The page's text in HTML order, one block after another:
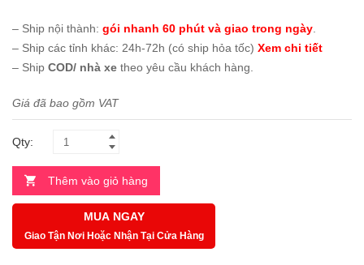
– Ship nội thành: gói nhanh 60 phút và giao trong ngày
– Ship các tỉnh khác: 24h-72h (có ship hỏa tốc) Xem chi tiết
– Ship COD/ nhà xe theo yêu cầu khách hàng.
Giá đã bao gồm VAT
Qty:
Thêm vào giỏ hàng
MUA NGAY
Giao Tận Nơi Hoặc Nhận Tại Cửa Hàng